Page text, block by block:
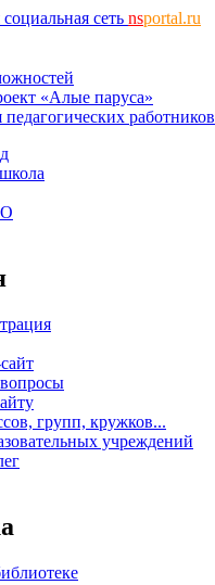
сеть nsportal.ru
«Алые паруса»
педагогических работников
групп, кружков...
учреждений